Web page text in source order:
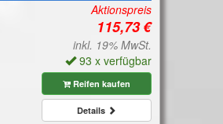
Aktionspreis
inkl. 19% MwSt.
93 x verfügbar
Reifen kaufen
Details